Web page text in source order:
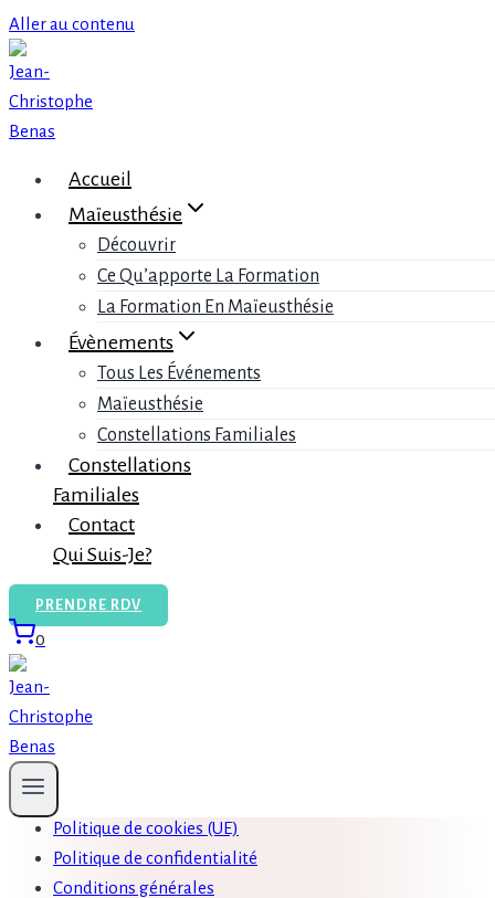
Aller au contenu
Accueil
Maïeusthésie
Découvrir
Ce Qu’apporte La Formation
La Formation En Maïeusthésie
Évènements
Tous Les Événements
Maïeusthésie
Constellations Familiales
Constellations
Familiales
Contact
Qui Suis-Je?
PRENDRE RDV
0
Aucun produit ne correspond à votre sélection.
M'abonner À La Newsletter
Votre prénom*
J'ai lu et j'accepte la
Confidentialité
Politique de cookies (UE)
Politique de confidentialité
Conditions générales